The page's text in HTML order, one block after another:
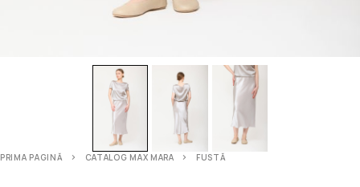
PRIMA PAGINĂ CATALOG MAX MARA FUSTĂ